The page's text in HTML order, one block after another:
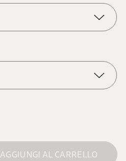
AGGIUNGI AL CARRELLO